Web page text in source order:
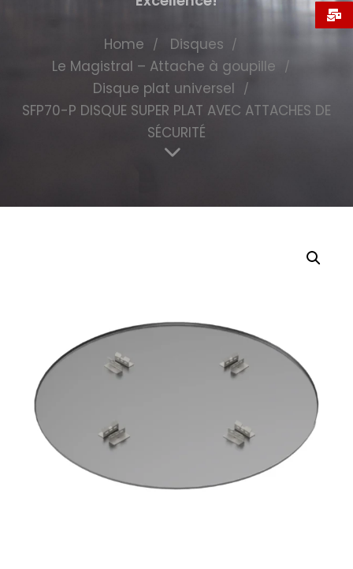
Home
Disques
Le Magistral – Attache à goupille
Disque plat universel
SFP70-P DISQUE SUPER PLAT AVEC ATTACHES DE
SÉCURITÉ